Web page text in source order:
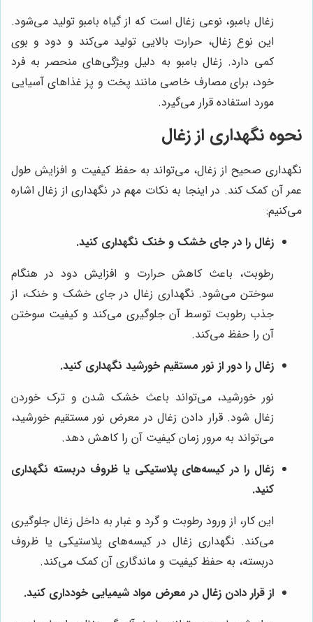
زغال بامبو، نوعی زغال است که از گیاه بامبو تولید می‌شود.
این نوع زغال، حرارت بالایی تولید می‌کند و دود و بوی
کمی دارد. زغال بامبو به دلیل ویژگی‌های منحصر به فرد
خود، برای مصارف خاصی مانند پخت و پز غذاهای آسیایی
مورد استفاده قرار می‌گیرد.
نحوه نگهداری از زغال
نگهداری صحیح از زغال، می‌تواند به حفظ کیفیت و افزایش طول
عمر آن کمک کند. در اینجا به نکات مهم در نگهداری از زغال اشاره
می‌کنیم:
زغال را در جای خشک و خنک نگهداری کنید.
رطوبت، باعث کاهش حرارت و افزایش دود در هنگام
سوختن می‌شود. نگهداری زغال در جای خشک و خنک، از
جذب رطوبت توسط آن جلوگیری می‌کند و کیفیت سوختن
آن را حفظ می‌کند.
زغال را دور از نور مستقیم خورشید نگهداری کنید.
نور خورشید، می‌تواند باعث خشک شدن و ترک خوردن
زغال شود. قرار دادن زغال در معرض نور مستقیم خورشید،
می‌تواند به مرور زمان کیفیت آن را کاهش دهد.
زغال را در کیسه‌های پلاستیکی یا ظروف دربسته نگهداری
کنید.
این کار، از ورود رطوبت و گرد و غبار به داخل زغال جلوگیری
می‌کند. نگهداری زغال در کیسه‌های پلاستیکی یا ظروف
دربسته، به حفظ کیفیت و ماندگاری آن کمک می‌کند.
از قرار دادن زغال در معرض مواد شیمیایی خودداری کنید.